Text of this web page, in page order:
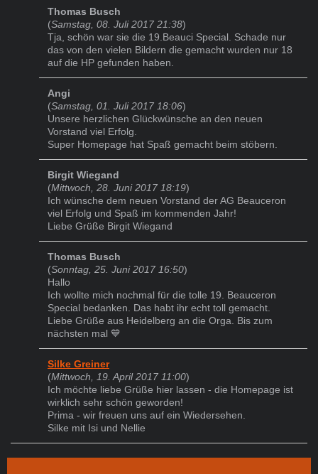
Thomas Busch
(Samstag, 08. Juli 2017 21:38)
Tja, schön war sie die 19.Beauci Special. Schade nur
das von den vielen Bildern die gemacht wurden nur 18
auf die HP gefunden haben.
Angi
(Samstag, 01. Juli 2017 18:06)
Unsere herzlichen Glückwünsche an den neuen
Vorstand viel Erfolg.
Super Homepage hat Spaß gemacht beim stöbern.
Birgit Wiegand
(Mittwoch, 28. Juni 2017 18:19)
Ich wünsche dem neuen Vorstand der AG Beauceron
viel Erfolg und Spaß im kommenden Jahr!
Liebe Grüße Birgit Wiegand
Thomas Busch
(Sonntag, 25. Juni 2017 16:50)
Hallo
Ich wollte mich nochmal für die tolle 19. Beauceron
Special bedanken. Das habt ihr echt toll gemacht.
Liebe Grüße aus Heidelberg an die Orga. Bis zum
nächsten mal 💙
Silke Greiner
(Mittwoch, 19. April 2017 11:00)
Ich möchte liebe Grüße hier lassen - die Homepage ist
wirklich sehr schön geworden!
Prima - wir freuen uns auf ein Wiedersehen.
Silke mit Isi und Nellie